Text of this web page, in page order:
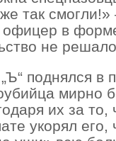
так
офицер в
не
поднялся в
мирно
их за то,
укорял его,